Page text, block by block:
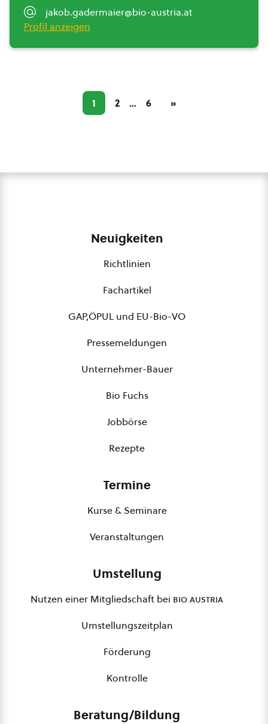
jakob.gadermaier@bio-austria.at
Profil anzeigen
1 2 … 6 »
Neuigkeiten
Richtlinien
Fachartikel
GAP,ÖPUL und EU-Bio-VO
Pressemeldungen
Unternehmer-Bauer
Bio Fuchs
Jobbörse
Rezepte
Termine
Kurse & Seminare
Veranstaltungen
Umstellung
Nutzen einer Mitgliedschaft bei bio austria
Umstellungszeitplan
Förderung
Kontrolle
Beratung/Bildung